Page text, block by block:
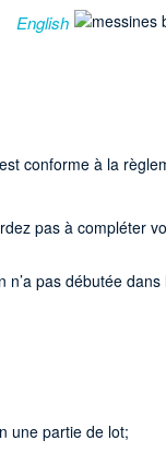
English
conforme à la
pas à compléter
pas débutée
une partie de lot;